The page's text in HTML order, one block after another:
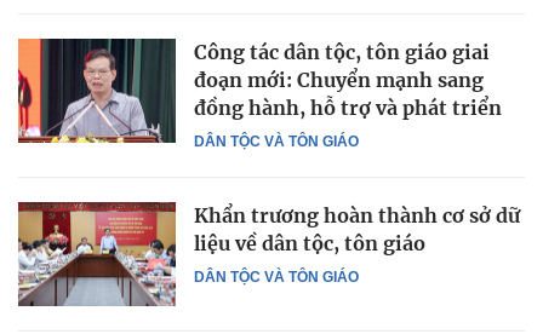
DÂN TỘC VÀ TÔN GIÁO
Công tác dân tộc, tôn giáo giai
đoạn mới: Chuyển mạnh sang
đồng hành, hỗ trợ và phát triển
DÂN TỘC VÀ TÔN GIÁO
Khẩn trương hoàn thành cơ sở dữ
liệu về dân tộc, tôn giáo